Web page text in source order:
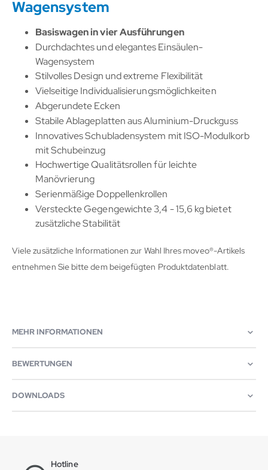
Wagensystem
Basiswagen in vier Ausführungen
Durchdachtes und elegantes Einsäulen-
Wagensystem
Stilvolles Design und extreme Flexibilität
Vielseitige Individualisierungsmöglichkeiten
Abgerundete Ecken
Stabile Ablageplatten aus Aluminium-Druckguss
Innovatives Schubladensystem mit ISO-Modulkorb
mit Schubeinzug
Hochwertige Qualitätsrollen für leichte
Manövrierung
Serienmäßige Doppellenkrollen
Versteckte Gegengewichte 3,4 - 15,6 kg bietet
zusätzliche Stabilität
Viele zusätzliche Informationen zur Wahl Ihres moveo®-Artikels
entnehmen Sie bitte dem beigefügten Produktdatenblatt.
MEHR INFORMATIONEN
BEWERTUNGEN
DOWNLOADS
Hotline